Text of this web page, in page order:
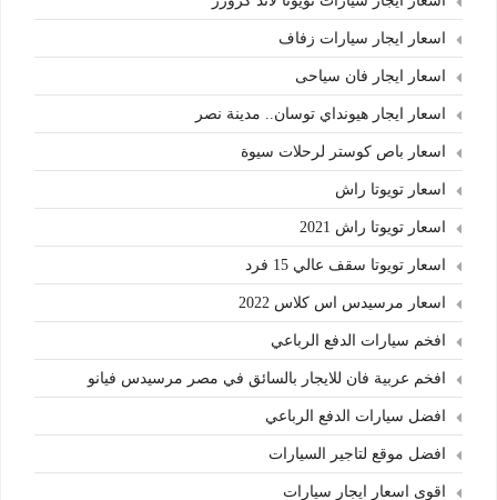
اسعار ايجار سيارات زفاف
اسعار ايجار فان سياحى
اسعار ايجار هيونداي توسان.. مدينة نصر
اسعار باص كوستر لرحلات سيوة
اسعار تويوتا راش
اسعار تويوتا راش 2021
اسعار تويوتا سقف عالي 15 فرد
اسعار مرسيدس اس كلاس 2022
افخم سيارات الدفع الرباعي
افخم عربية فان للايجار بالسائق في مصر مرسيدس فيانو
افضل سيارات الدفع الرباعي
افضل موقع لتاجير السيارات
اقوى اسعار ايجار سيارات